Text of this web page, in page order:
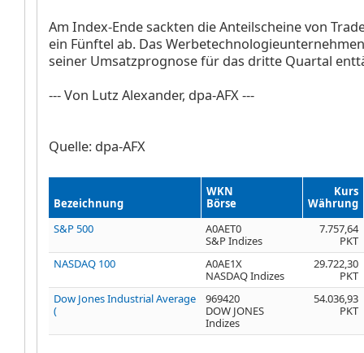
Am Index-Ende sackten die Anteilscheine von
ein Fünftel ab. Das
seiner Umsatzprognose für das dritte Quartal
--- Von Lutz Alexander, dpa-AFX ---
Quelle: dpa-AFX
Bezeichnung
WKN
Börse
Kurs
Währung
S&P 500
A0AET0
S&P Indizes
7.757,64
PKT
NASDAQ 100
A0AE1X
NASDAQ Indizes
29.722,30
PKT
Dow Jones Industrial Average
(
969420
DOW JONES
Indizes
54.036,93
PKT